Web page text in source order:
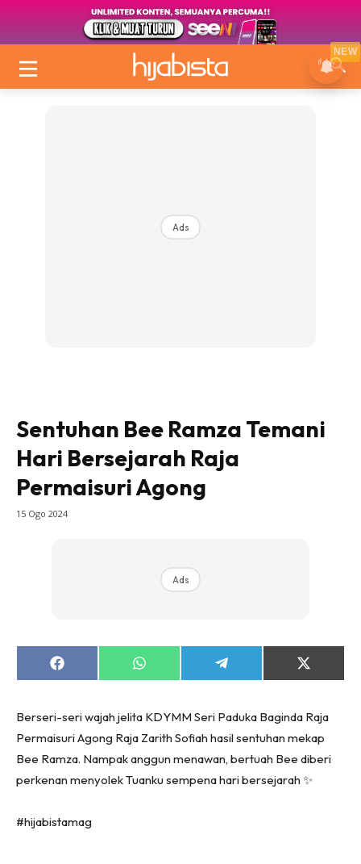
Ads
Sentuhan Bee Ramza Temani
Hari Bersejarah Raja
Permaisuri Agong
15 Ogo 2024
Ads
Share
on
Share
on
Share
on
Share
on
Berseri-seri wajah jelita KDYMM Seri Paduka Baginda Raja
Permaisuri Agong Raja Zarith Sofiah hasil sentuhan mekap
Bee Ramza. Nampak anggun menawan, bertuah Bee diberi
perkenan menyolek Tuanku sempena hari bersejarah ✨
#hijabistamag
NEW